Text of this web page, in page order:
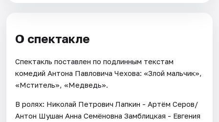
О спектакле
Спектакль поставлен по подлинным текстам
комедий Антона Павловича Чехова: «Злой мальчик»,
«Мститель», «Медведь».
В ролях: Николай Петрович Лапкин - Артём Серов/
Антон Шушан Анна Семёновна Замблицкая - Евгения